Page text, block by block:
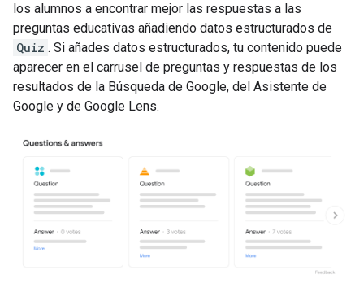
los alumnos a encontrar mejor las respuestas a las
preguntas educativas añadiendo datos estructurados de
Quiz . Si añades datos estructurados, tu contenido puede
aparecer en el carrusel de preguntas y respuestas de los
resultados de la Búsqueda de Google, del Asistente de
Google y de Google Lens.